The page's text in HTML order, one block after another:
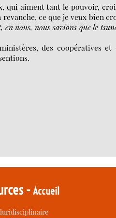
qui aiment tant le pouvoir,
ce que je veux bien
en nous, nous savions que le
des coopératives et
-Accueil